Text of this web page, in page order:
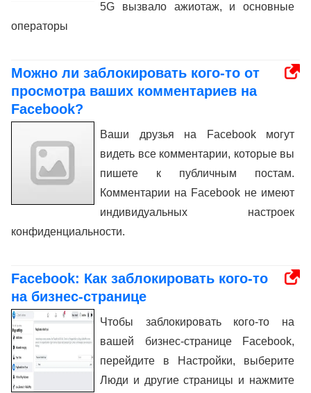
5G вызвало ажиотаж, и основные
операторы
Можно ли заблокировать кого-то от
просмотра ваших комментариев на
Facebook?
Ваши друзья на Facebook могут
видеть все комментарии, которые вы
пишете к публичным постам.
Комментарии на Facebook не имеют
индивидуальных настроек
конфиденциальности.
Facebook: Как заблокировать кого-то
на бизнес-странице
Чтобы заблокировать кого-то на
вашей бизнес-странице Facebook,
перейдите в Настройки, выберите
Люди и другие страницы и нажмите